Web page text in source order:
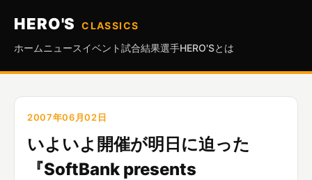
HERO'S
CLASSICS
ホーム ニュースイベント試合結果選手HERO'Sとは
2007年06月02日
いよいよ開催が明日に迫った
『SoftBank presents